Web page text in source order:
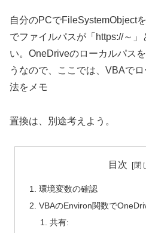
自分のPCでFileSystemObject
でファイルパスが「https://～
い。OneDriveのローカルパス
うなので、ここでは、VBAで
法をメモ
置換は、別途考えよう。
目次
環境変数の確認
VBAのEnviron関数で
共有: